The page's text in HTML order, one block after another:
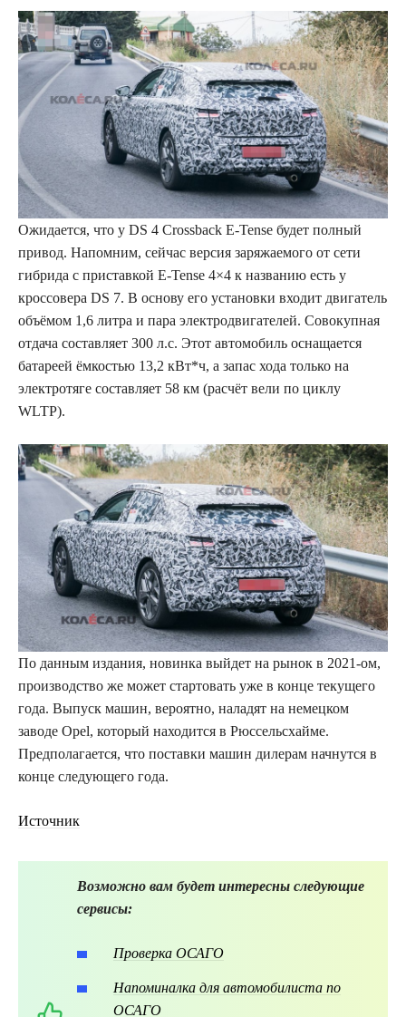
Ожидается, что у DS 4 Crossback E-Tense будет полный
привод. Напомним, сейчас версия заряжаемого от сети
гибрида с приставкой E-Tense 4×4 к названию есть у
кроссовера DS 7. В основу его установки входит двигатель
объёмом 1,6 литра и пара электродвигателей. Совокупная
отдача составляет 300 л.с. Этот автомобиль оснащается
батареей ёмкостью 13,2 кВт*ч, а запас хода только на
электротяге составляет 58 км (расчёт вели по циклу
WLTP).
По данным издания, новинка выйдет на рынок в 2021-ом,
производство же может стартовать уже в конце текущего
года. Выпуск машин, вероятно, наладят на немецком
заводе Opel, который находится в Рюссельсхайме.
Предполагается, что поставки машин дилерам начнутся в
конце следующего года.
Источник
Возможно вам будет интересны следующие
сервисы:
Проверка ОСАГО
Напоминалка для автомобилиста по
ОСАГО